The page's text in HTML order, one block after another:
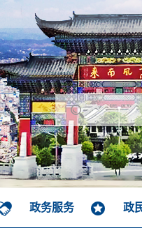
政务服务 政